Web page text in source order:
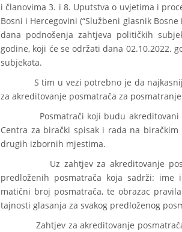
i članovima 3. i 8. Uputstva o uvjetima i
Bosni i Hercegovini (“Službeni glasnik
dana podnošenja zahtjeva političkih
godine, koji će se održati dana 02.10.2022.
subjekata.
S tim u vezi potrebno je da najkasnije
za akreditovanje posmatrača za
Posmatrači koji budu akreditovani
Centra za birački spisak i rada na
drugih izbornih mjestima.
Uz zahtjev za akreditovanje
predloženih posmatrača koja sadrži:
matični broj posmatrača, te obrazac
tajnosti glasanja za svakog predloženog
Zahtjev za akreditovanje posmatrača